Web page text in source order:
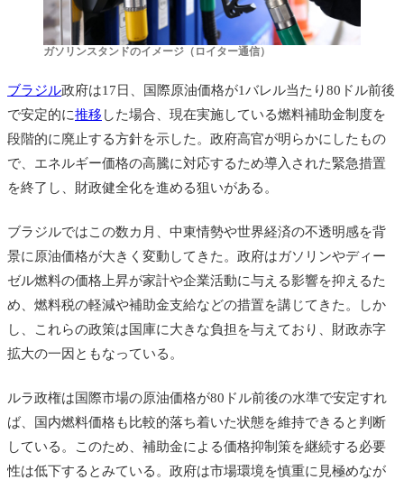
ガソリンスタンドのイメージ（ロイター通信）
ブラジル政府は17日、国際原油価格が1バレル当たり80ドル前後
で安定的に推移 した場合、現在実施している燃料補助金制度を
段階的に廃止する方針を示した。政府高官が明らかにしたもの
で、エネルギー価格の高騰に対応するため導入された緊急措置
を終了し、財政健全化を進める狙いがある。
ブラジルではこの数カ月、中東情勢や世界経済の不透明感を背
景に原油価格が大きく変動してきた。政府はガソリンやディー
ゼル燃料の価格上昇が家計や企業活動に与える影響を抑えるた
め、燃料税の軽減や補助金支給などの措置を講じてきた。しか
し、これらの政策は国庫に大きな負担を与えており、財政赤字
拡大の一因ともなっている。
ルラ政権は国際市場の原油価格が80ドル前後の水準で安定すれ
ば、国内燃料価格も比較的落ち着いた状態を維持できると判断
している。このため、補助金による価格抑制策を継続する必要
性は低下するとみている。政府は市場環境を慎重に見極めなが